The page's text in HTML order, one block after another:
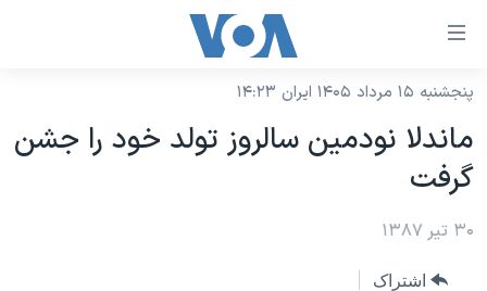
لینکهای
دسترسی
جهش
به
محتوای
اصلی
جهش
نسخه سبک وب‌سایت
موضوع ها
ایران
آمریکا
برنامه های تلویزیونی
جدول برنامه ها
پنجشنبه ۱۵ مرداد ۱۴۰۵ ایران ۱۴:۲۳
ماندلا نودمين سالروز تولد خود را جشن
گرفت
۳۰ تیر ۱۳۸۷
اشتراک